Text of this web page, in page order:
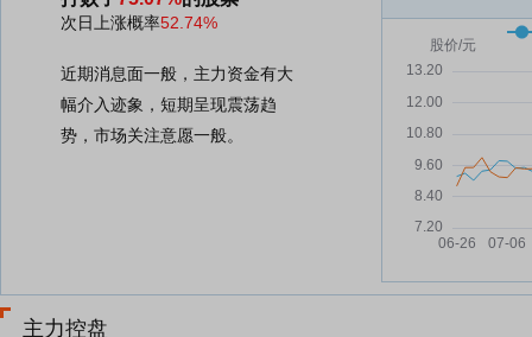
次日上涨概率52.74%
近期消息面一般，主力资金有大
幅介入迹象，短期呈现震荡趋
势，市场关注意愿一般。
主力控盘